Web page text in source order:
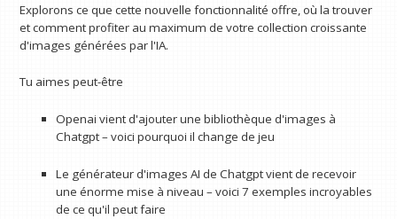
Explorons ce que cette nouvelle fonctionnalité offre, où la trouver
et comment profiter au maximum de votre collection croissante
d'images générées par l'IA.
Tu aimes peut-être
Openai vient d'ajouter une bibliothèque d'images à
Chatgpt – voici pourquoi il change de jeu
Le générateur d'images AI de Chatgpt vient de recevoir
une énorme mise à niveau – voici 7 exemples incroyables
de ce qu'il peut faire